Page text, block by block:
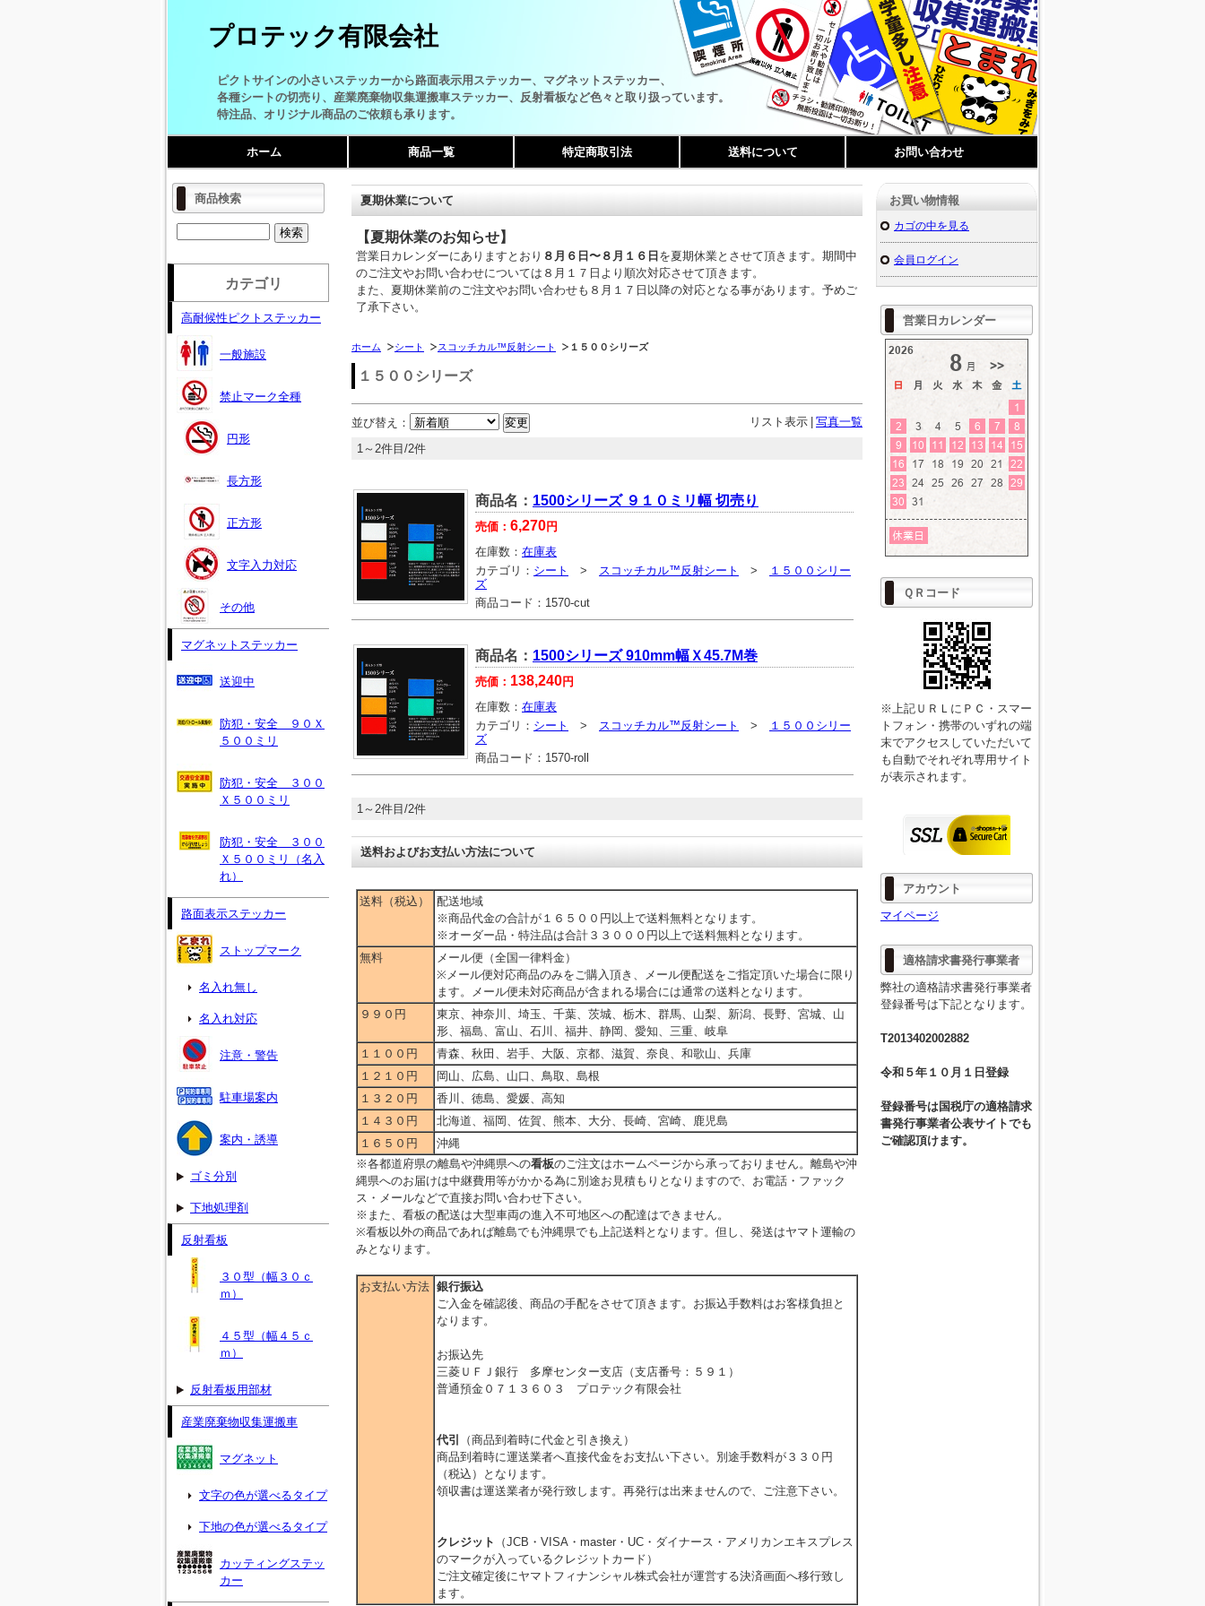
プロテック有限会社
ピクトサインの小さいステッカーから路面表示用ステッカー、マグネットステッカー、
各種シートの切売り、産業廃棄物収集運搬車ステッカー、反射看板など色々と取り扱っています。
特注品、オリジナル商品のご依頼も承ります。
ホーム 商品一覧 特定商取引法 送料について お問い合わせ
夏期休業について
【夏期休業のお知らせ】
営業日カレンダーにありますとおり ８月６日〜８月１６日 を夏期休業とさせて頂きます。期間中
のご注文やお問い合わせについては８月１７日より順次対応させて頂きます。
また、夏期休業前のご注文やお問い合わせも８月１７日以降の対応となる事があります。予めご
了承下さい。
ホーム シート スコッチカル™反射シート １５００シリーズ
１５００シリーズ
リスト表示 写真一覧
並び替え：
1～2件目/2件
商品名： 1500シリーズ ９１０ミリ幅 切売り
売価： 6,270円
在庫数： 在庫表
カテゴリ： シート > スコッチカル™反射シート >
１５００シリー
ズ
商品コード： 1570-cut
商品名： 1500シリーズ 910mm幅Ｘ45.7M巻
売価： 138,240円
在庫数： 在庫表
カテゴリ： シート > スコッチカル™反射シート >
１５００シリー
ズ
商品コード： 1570-roll
1～2件目/2件
送料およびお支払い方法について
送料（税込）
配送地域
※商品代金の合計が１６５００円以上で送料無料となります。
※オーダー品・特注品は合計３３０００円以上で送料無料となります。
無料
メール便（全国一律料金）
※メール便対応商品のみをご購入頂き、メール便配送をご指定頂いた場合に限り
ます。メール便未対応商品が含まれる場合には通常の送料となります。
９９０円
東京、神奈川、埼玉、千葉、茨城、栃木、群馬、山梨、新潟、長野、宮城、山
形、福島、富山、石川、福井、静岡、愛知、三重、岐阜
１１００円
青森、秋田、岩手、大阪、京都、滋賀、奈良、和歌山、兵庫
１２１０円
岡山、広島、山口、鳥取、島根
１３２０円
香川、徳島、愛媛、高知
１４３０円
北海道、福岡、佐賀、熊本、大分、長崎、宮崎、鹿児島
１６５０円
沖縄
※各都道府県の離島や沖縄県への看板のご注文はホームページから承っておりません。離島や沖
縄県へのお届けは中継費用等がかかる為に別途お見積もりとなりますので、お電話・ファック
ス・メールなどで直接お問い合わせ下さい。
※また、看板の配送は大型車両の進入不可地区への配達はできません。
※看板以外の商品であれば離島でも沖縄県でも上記送料となります。但し、発送はヤマト運輸の
みとなります。
お支払い方法 銀行振込
ご入金を確認後、商品の手配をさせて頂きます。お振込手数料はお客様負担と
なります。
お振込先
三菱ＵＦＪ銀行 多摩センター支店（支店番号：５９１）
普通預金０７１３６０３ プロテック有限会社
代引
（商品到着時に代金と引き換え）
商品到着時に運送業者へ直接代金をお支払い下さい。別途手数料が３３０円
（税込）となります。
領収書は運送業者が発行致します。再発行は出来ませんので、ご注意下さい。
クレジット
（JCB・VISA・master・UC・ダイナース・アメリカンエキスプレス
のマークが入っているクレジットカード）
ご注文確定後にヤマトフィナンシャル株式会社が運営する決済画面へ移行致し
ます。
商品検索
カテゴリ
高耐候性ピクトステッカー
一般施設
禁止マーク全種
円形
長方形
正方形
文字入力対応
その他
マグネットステッカー
送迎中
防犯・安全 ９０Ｘ
５００ミリ
防犯・安全 ３００
Ｘ５００ミリ
防犯・安全 ３００
Ｘ５００ミリ（名入
れ）
路面表示ステッカー
ストップマーク
名入れ無し
名入れ対応
注意・警告
駐車場案内
案内・誘導
ゴミ分別
下地処理剤
反射看板
３０型（幅３０ｃ
ｍ）
４５型（幅４５ｃ
ｍ）
反射看板用部材
産業廃棄物収集運搬車
マグネット
文字の色が選べるタイプ
下地の色が選べるタイプ
カッティングステッ
カー
お買い物情報
カゴの中を見る
会員ログイン
営業日カレンダー
ＱＲコード
※上記ＵＲＬにＰＣ・スマー
トフォン・携帯のいずれの端
末でアクセスしていただいて
も自動でそれぞれ専用サイト
が表示されます。
アカウント
マイページ
適格請求書発行事業者
弊社の適格請求書発行事業者
登録番号は下記となります。
T2013402002882
令和５年１０月１日登録
登録番号は国税庁の適格請求
書発行事業者公表サイトでも
ご確認頂けます。